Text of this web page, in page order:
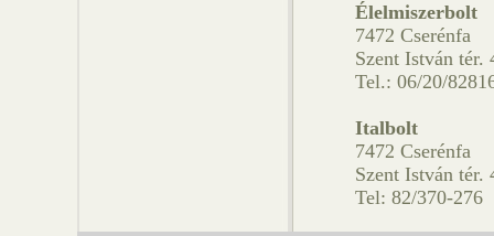
Élelmiszerbolt
7472 Cserénfa
Szent István tér.
Tel.: 06/20/
Italbolt
7472 Cserénfa
Szent István tér.
Tel: 82/370-276